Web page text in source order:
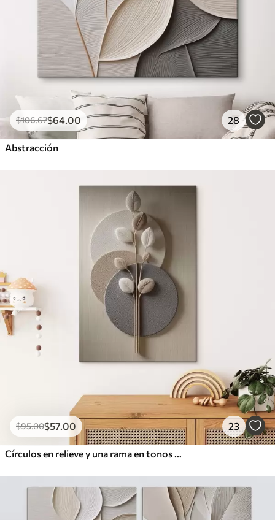
$106.67$64.00 28
Abstracción
$95.00$57.00 23
Círculos en relieve y una rama en tonos neutros cálidos